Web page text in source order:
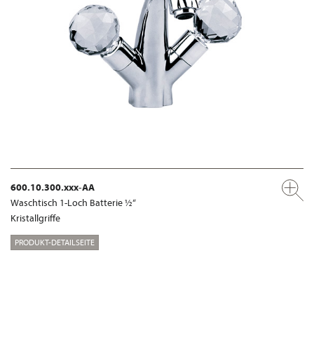
600.10.300.xxx-AA
Waschtisch 1-Loch Batterie ½“
Kristallgriffe
PRODUKT-DETAILSEITE